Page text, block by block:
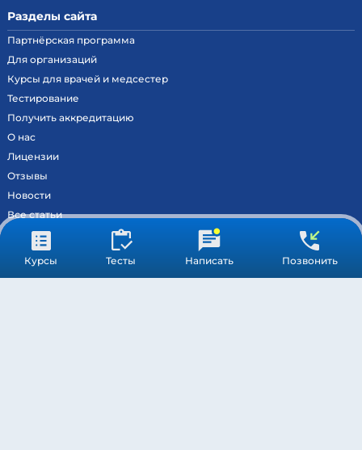
Курсы Тесты Написать Позвонить
Разделы сайта
Партнёрская программа
Для организаций
Курсы для врачей и медсестер
Тестирование
Получить аккредитацию
О нас
Лицензии
Отзывы
Новости
Все статьи
Контакты
Вход на образовательный портал